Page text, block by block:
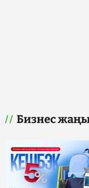
Бизнес